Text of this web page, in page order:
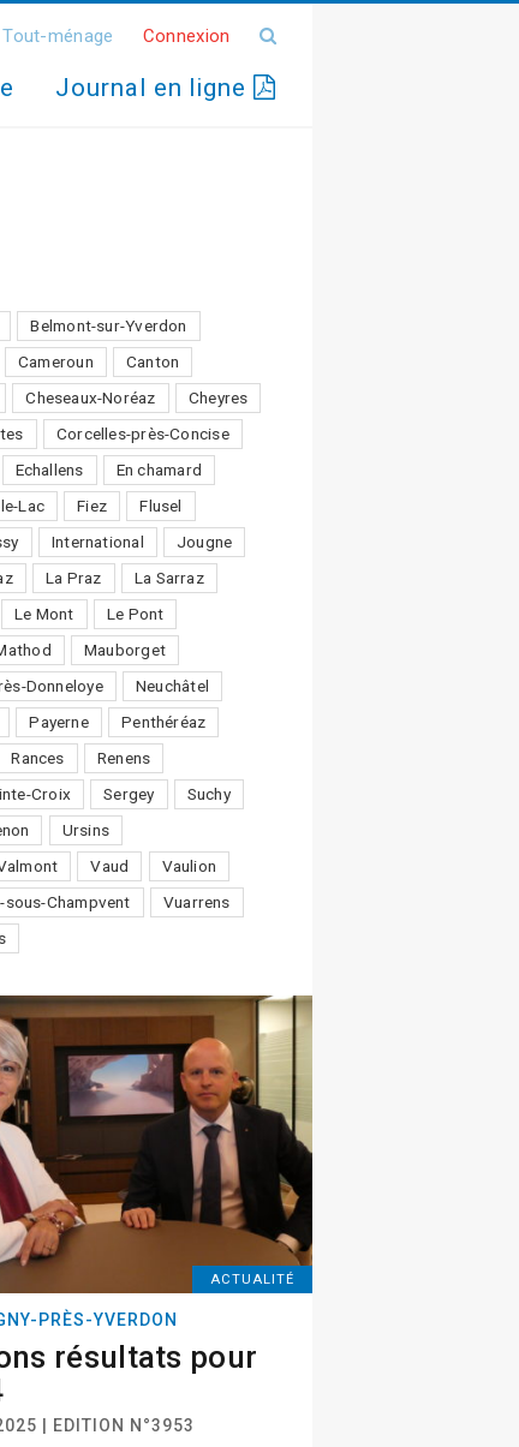
Tout-ménage Connexion
Journal en ligne
Belmont-sur-Yverdon
Cameroun
Canton
Cheseaux-Noréaz
Cheyres
Corcelles-près-Concise
Echallens
En chamard
Lac Fiez
Flusel
International
Jougne
La Praz
La Sarraz
Le Mont
Le Pont
Mauborget
Donneloye
Neuchâtel
Payerne
Penthéréaz
Rances
Renens
Croix Sergey
Suchy
Ursins
Vaud
Vaulion
sous-Champvent
Vuarrens
ACTUALITÉ
PRÈS-YVERDON
résultats pour
| EDITION N°3953